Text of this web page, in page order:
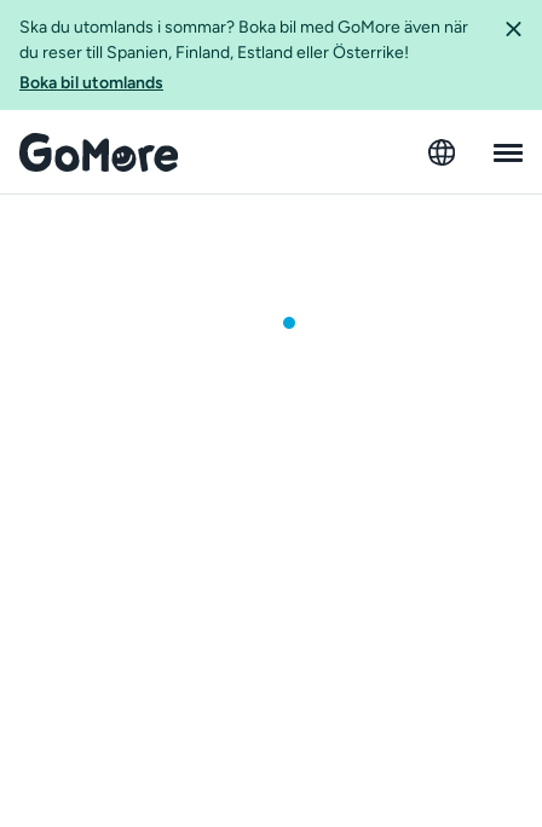
Ska du utomlands i sommar? Boka bil med GoMore även när
du reser till Spanien, Finland, Estland eller Österrike!
Boka bil utomlands